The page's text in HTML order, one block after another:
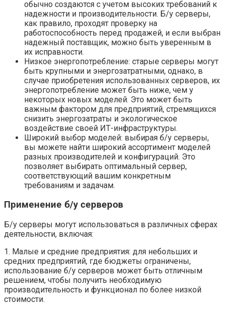
обычно создаются с учетом высоких требований к
надежности и производительности. Б/у серверы,
как правило, проходят проверку на
работоспособность перед продажей, и если выбран
надежный поставщик, можно быть уверенным в
их исправности.
Низкое энергопотребление: старые серверы могут
быть крупными и энергозатратными, однако, в
случае приобретения использованных серверов, их
энергопотребление может быть ниже, чем у
некоторых новых моделей. Это может быть
важным фактором для предприятий, стремящихся
снизить энергозатраты и экологическое
воздействие своей ИТ-инфраструктуры.
Широкий выбор моделей: выбирая б/у серверы,
вы можете найти широкий ассортимент моделей
разных производителей и конфигураций. Это
позволяет выбирать оптимальный сервер,
соответствующий вашим конкретным
требованиям и задачам.
Применение б/у серверов
Б/у серверы могут использоваться в различных сферах
деятельности, включая:
1. Малые и средние предприятия: для небольших и
средних предприятий, где бюджеты ограничены,
использование б/у серверов может быть отличным
решением, чтобы получить необходимую
производительность и функционал по более низкой
стоимости.